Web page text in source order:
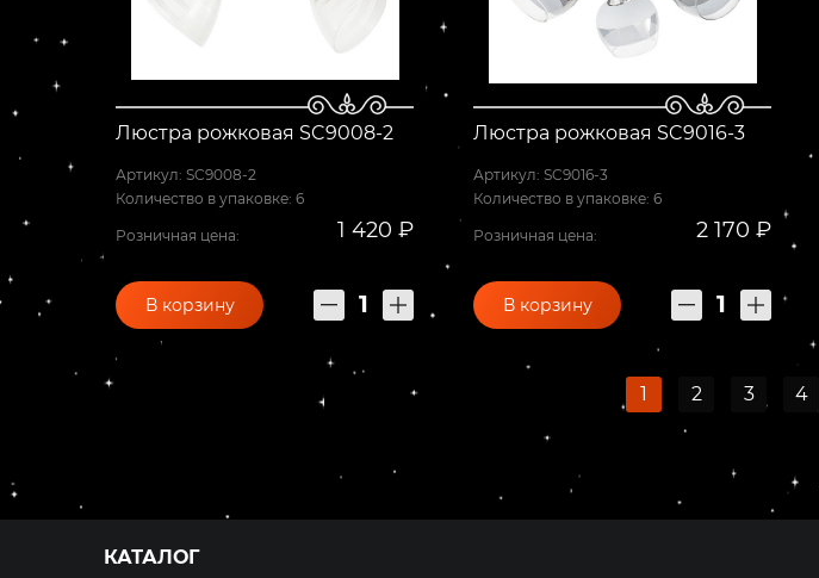
Люстра рожковая SC9008-2
Артикул: SC9008-2
Количество в упаковке: 6
Розничная цена: 1 420 ₽
В корзину
Люстра рожковая SC9016-3
Артикул: SC9016-3
Количество в упаковке: 6
Розничная цена: 2 170 ₽
В корзину
1 2 3 4
КАТАЛОГ